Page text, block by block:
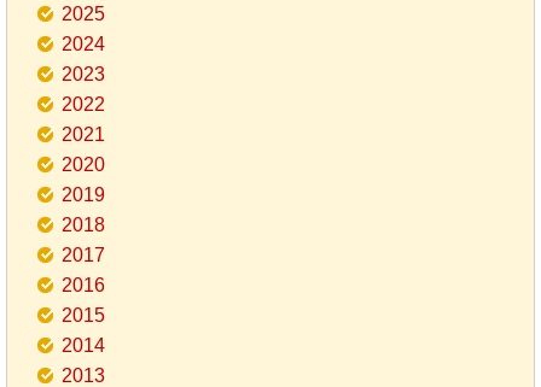
2025
2024
2023
2022
2021
2020
2019
2018
2017
2016
2015
2014
2013